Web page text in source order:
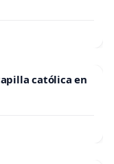
católica en